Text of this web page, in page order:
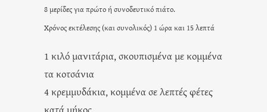
8 μερίδες για πρώτο ή συνοδευτικό πιάτο.
Χρόνος εκτέλεσης (και συνολικός) 1 ώρα και 15 λεπτά
1 κιλό μανιτάρια, σκουπισμένα με κομμένα
τα κοτσάνια
4 κρεμμυδάκια, κομμένα σε λεπτές φέτες